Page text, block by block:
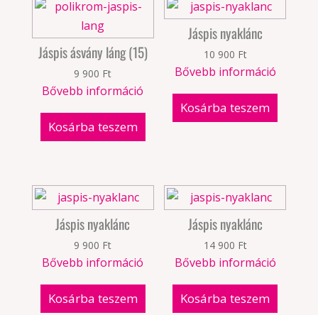
Jáspis ásvány láng (15)
9 900 Ft
Bővebb információ
Kosárba teszem
Jáspis nyaklánc
10 900 Ft
Bővebb információ
Kosárba teszem
Jáspis nyaklánc
9 900 Ft
Bővebb információ
Kosárba teszem
Jáspis nyaklánc
14 900 Ft
Bővebb információ
Kosárba teszem